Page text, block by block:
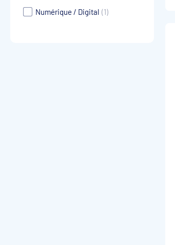
Numérique / Digital (1)